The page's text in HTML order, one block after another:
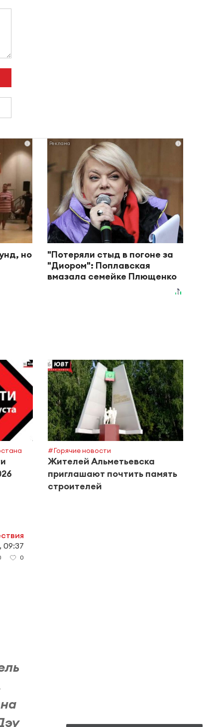
i
но
i
"Потеряли стыд в погоне за
"Диором": Поплавская
вмазала семейке Плющенко
#Горячие новости
Жителей Альметьевска
приглашают почтить память
строителей
09:37
0